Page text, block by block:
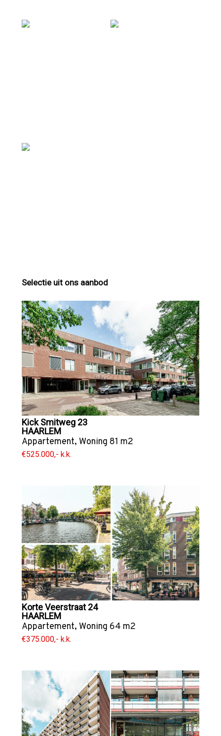
Selectie uit ons aanbod
Kick Smitweg 23
HAARLEM
Appartement, Woning 81 m2
€525.000,- k.k.
Korte Veerstraat 24
HAARLEM
Appartement, Woning 64 m2
€375.000,- k.k.